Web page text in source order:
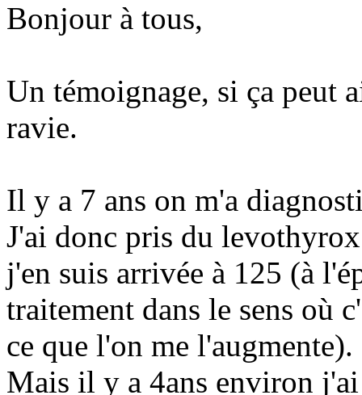
Bonjour à tous,
Un témoignage, si ça peut
ravie.
Il y a 7 ans on m'a
J'ai donc pris du
j'en suis arrivée à 125 (à
traitement dans le sens où
ce que l'on me l'augmente).
Mais il y a 4ans environ